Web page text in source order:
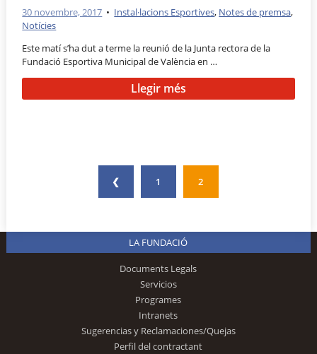
30 novembre, 2017 • Instal·lacions Esportives, Notes de premsa,
Notícies
Este matí s’ha dut a terme la reunió de la Junta rectora de la
Fundació Esportiva Municipal de València en …
Llegir més
❮ 1 2
LA FUNDACIÓ
Documents Legals
Servicios
Programes
Intranets
Sugerencias y Reclamaciones/Quejas
Perfil del contractant